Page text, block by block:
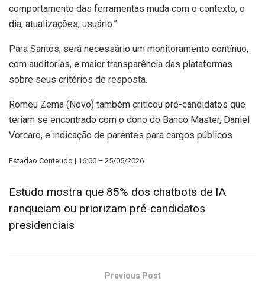
comportamento das ferramentas muda com o contexto, o
dia, atualizações, usuário.”
Para Santos, será necessário um monitoramento contínuo,
com auditorias, e maior transparência das plataformas
sobre seus critérios de resposta.
Romeu Zema (Novo) também criticou pré-candidatos que
teriam se encontrado com o dono do Banco Master, Daniel
Vorcaro, e indicação de parentes para cargos públicos
Estadao Conteudo | 16:00 – 25/05/2026
Estudo mostra que 85% dos chatbots de IA
ranqueiam ou priorizam pré-candidatos
presidenciais
Previous Post